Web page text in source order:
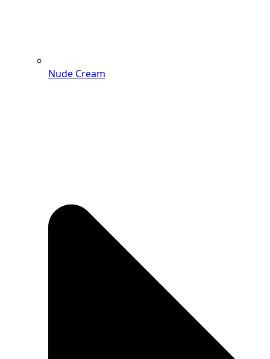
Nude Cream